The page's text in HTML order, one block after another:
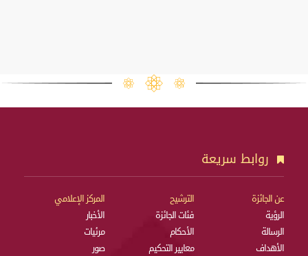
روابط سريعة
عن الجائزة
الرؤية
الرسالة
الأهداف
الترشيح
فئات الجائزة
الأحكام
معايير التحكيم
المركز الإعلامي
الأخبار
مرئيات
صور